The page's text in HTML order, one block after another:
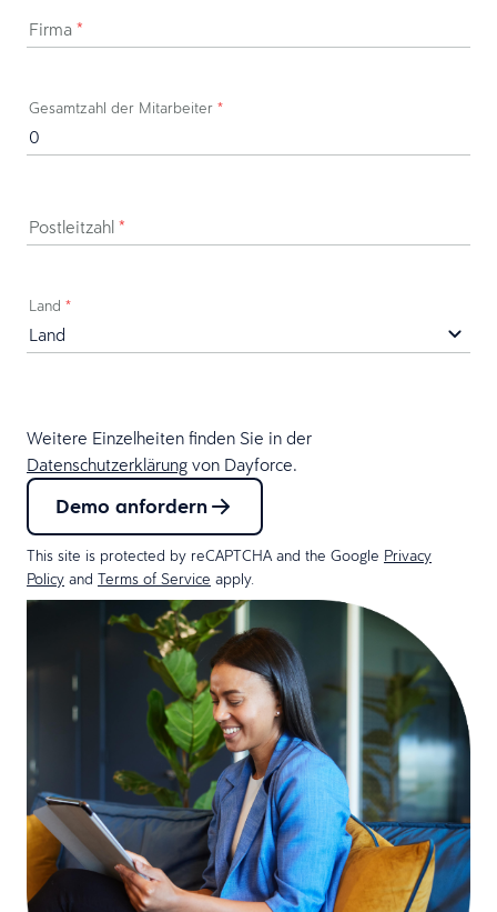
Firma *
Gesamtzahl der Mitarbeiter *
Postleitzahl *
Land *
Weitere Einzelheiten finden Sie in der
Datenschutzerklärung von Dayforce.
Demo anfordern
This site is protected by reCAPTCHA and the Google Privacy
Policy and Terms of Service apply.